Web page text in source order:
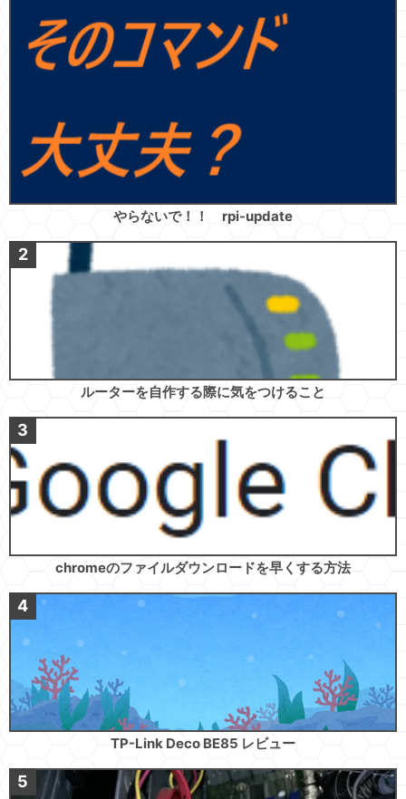
やらないで！！ rpi-update
ルーターを自作する際に気をつけること
chromeのファイルダウンロードを早くする方法
TP-Link Deco BE85 レビュー